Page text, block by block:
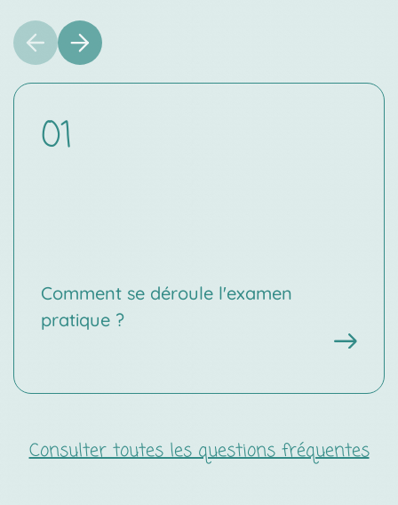
01
Comment se déroule l'examen
pratique ?
Consulter toutes les questions fréquentes